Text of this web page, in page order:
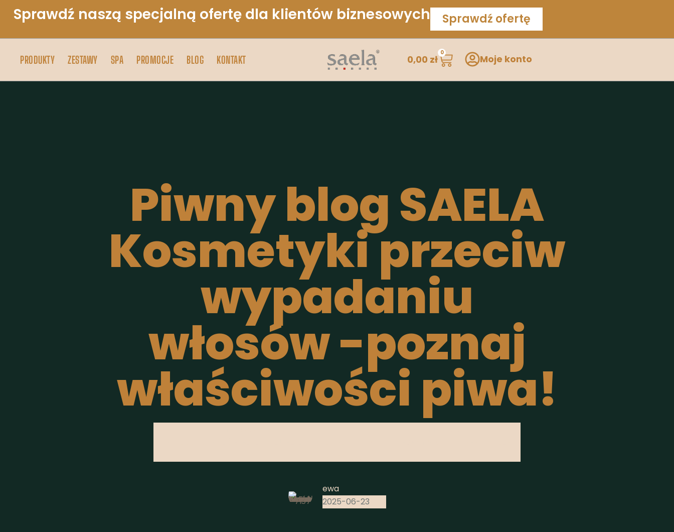
Sprawdź naszą specjalną ofertę dla klientów biznesowych Sprawdź ofertę
PRODUKTY ZESTAWY SPA PROMOCJE BLOG KONTAKT 0,00 zł
0
Moje konto
Piwny blog SAELA
Kosmetyki przeciw
wypadaniu
włosów -poznaj
właściwości piwa!
ewa
2025-06-23